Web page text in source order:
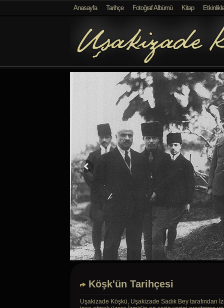
Anasayfa Tarihçe Fotoğraf Albümü Kitap
Köşk'ün Tarihçesi
Uşakizade Köşkü, Uşakizade Sadık Bey tarafından